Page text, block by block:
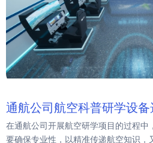
通航公司航空科普研学设备
在通航公司开展航空研学项目的过程
要确保专业性，以精准传递航空知识，